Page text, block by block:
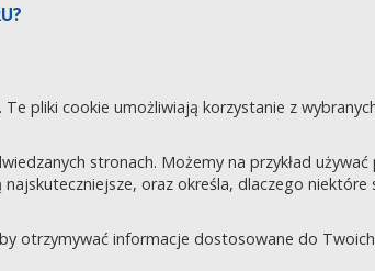
pliki cookie umożliwiają korzystanie z
stronach. Możemy na przykład
oraz określa, dlaczego
otrzymywać informacje dostosowane do